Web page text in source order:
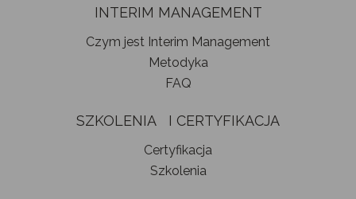
INTERIM MANAGEMENT
Czym jest Interim Management
Metodyka
FAQ
SZKOLENIA I CERTYFIKACJA
Certyfikacja
Szkolenia